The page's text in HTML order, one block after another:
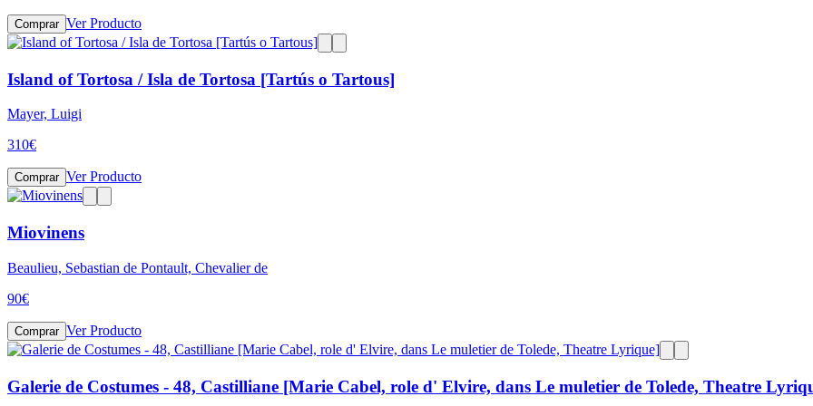
Comprar Ver Producto
Island of Tortosa / Isla de Tortosa [Tartús o Tartous]
Mayer, Luigi
310€
Comprar Ver Producto
Miovinens
Beaulieu, Sebastian de Pontault, Chevalier de
90€
Comprar Ver Producto
Galerie de Costumes - 48, Castilliane [Marie Cabel, role d' Elvire, dans Le muletier de Tolede, Theatre